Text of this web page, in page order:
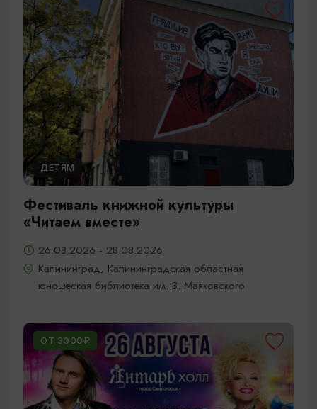
ДЕТЯМ
Фестиваль книжной культуры
«Читаем вместе»
26.08.2026 - 28.08.2026
Калининград, Калининградская областная
юношеская библиотека им. В. Маяковского
ОТ 3000₽